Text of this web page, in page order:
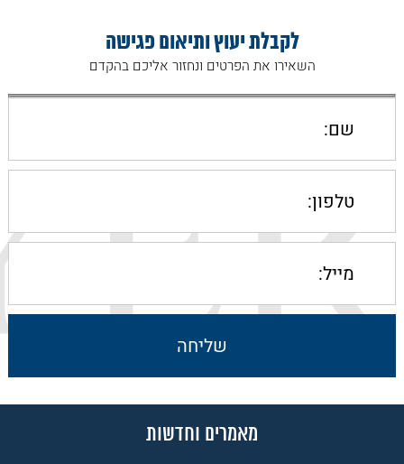
לקבלת יעוץ ותיאום פגישה
השאירו את הפרטים ונחזור אליכם בהקדם
מאמרים וחדשות